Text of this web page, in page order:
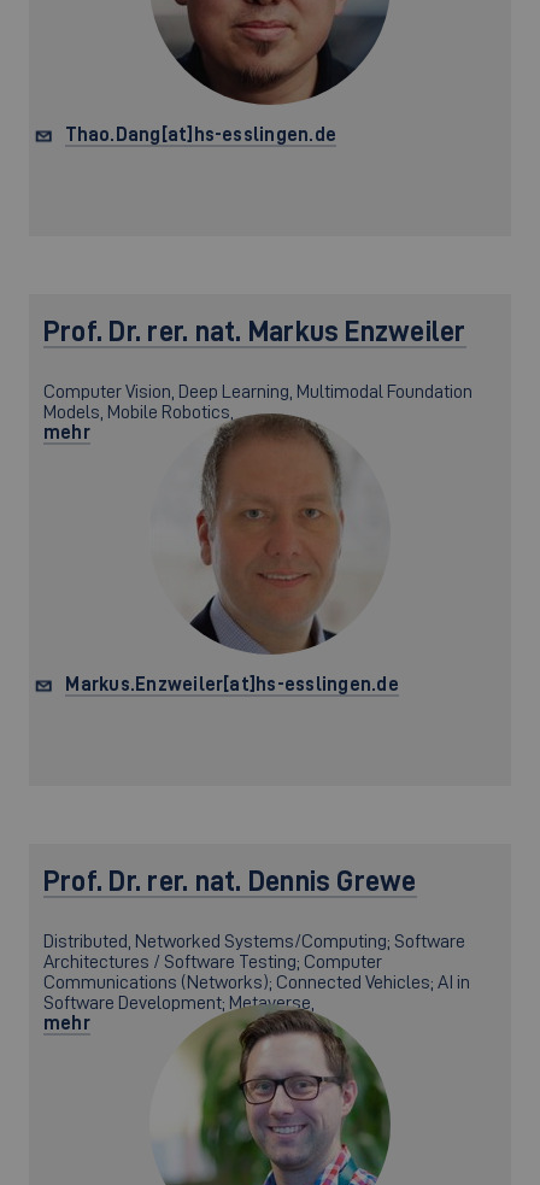
Thao.Dang[at]hs-esslingen.de
Prof. Dr. rer. nat. Markus Enzweiler
Computer Vision, Deep Learning, Multimodal Foundation
Models, Mobile Robotics,
mehr
Markus.Enzweiler[at]hs-esslingen.de
Prof. Dr. rer. nat. Dennis Grewe
Distributed, Networked Systems/Computing; Software
Architectures / Software Testing; Computer
Communications (Networks); Connected Vehicles; AI in
Software Development; Metaverse,
mehr